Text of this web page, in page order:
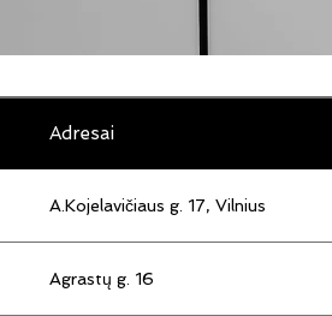
Adresai
A.Kojelavičiaus g. 17, Vilnius
Agrastų g. 16